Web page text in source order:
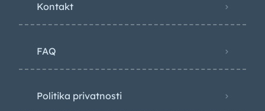
Kontakt
FAQ
Politika privatnosti